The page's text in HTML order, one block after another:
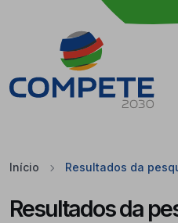
Saltar para o conteúdo
Início Resultados da
Resultados da